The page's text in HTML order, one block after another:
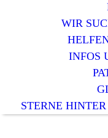
WIR
INFOS
STERNE